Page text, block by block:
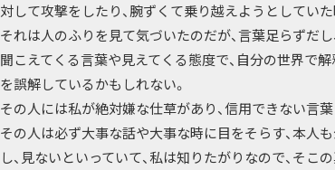
対して攻撃をしたり、腕ずくて乗り越えようとしていた
それは人のふりを見て気づいたのだが、言葉足らずだ
聞こえてくる言葉や見えてくる態度で、自分の世界で
を誤解しているかもしれない。
その人には私が絶対嫌な仕草があり、信用できない言
その人は必ず大事な話や大事な時に目をそらす、本人
し、見ないといっていて、私は知りたがりなので、そ